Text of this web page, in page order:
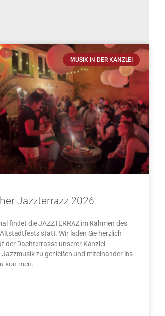
MUSIK IN DER KANZLEI
Jazzterrazz 2026
findet die JAZZTERRAZ im Rahmen des
statt. Wir laden Sie herzlich
der Dachterrasse unserer Kanzlei
zu genießen und miteinander ins
kommen.